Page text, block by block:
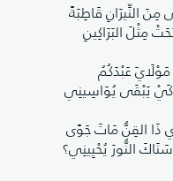
النِّيرَانِ قَاطِبَةً
مِثْلَ البَرَاكِينِ
مَوْلَايَ عَبْدَكُمُ
يَبْقَى يُوَاسِينِي
ذَا القِنُّ مَاتَ جَوًى
النُّورَ يُحْيِينِي؟